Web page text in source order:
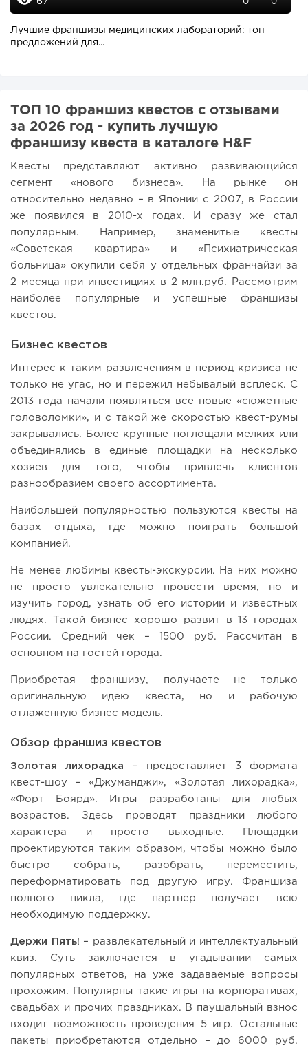
0 0
Лучшие франшизы медицинских лабораторий: топ
предложений для...
ТОП 10 франшиз квестов с отзывами
за 2026 год - купить лучшую
франшизу квеста в каталоге H&F
Квесты представляют активно развивающийся
сегмент «нового бизнеса». На рынке он
относительно недавно – в Японии с 2007, в России
же появился в 2010-х годах. И сразу же стал
популярным. Например, знаменитые квесты
«Советская квартира» и «Психиатрическая
больница» окупили себя у отдельных франчайзи за
2 месяца при инвестициях в 2 млн.руб. Рассмотрим
наиболее популярные и успешные франшизы
квестов.
Бизнес квестов
Интерес к таким развлечениям в период кризиса не
только не угас, но и пережил небывалый всплеск. С
2013 года начали появляться все новые «сюжетные
головоломки», и с такой же скоростью квест-румы
закрывались. Более крупные поглощали мелких или
объединялись в единые площадки на несколько
хозяев для того, чтобы привлечь клиентов
разнообразием своего ассортимента.
Наибольшей популярностью пользуются квесты на
базах отдыха, где можно поиграть большой
компанией.
Не менее любимы квесты-экскурсии. На них можно
не просто увлекательно провести время, но и
изучить город, узнать об его истории и известных
людях. Такой бизнес хорошо развит в 13 городах
России. Средний чек – 1500 руб. Рассчитан в
основном на гостей города.
Приобретая франшизу, получаете не только
оригинальную идею квеста, но и рабочую
отлаженную бизнес модель.
Обзор франшиз квестов
Золотая лихорадка – предоставляет 3 формата
квест-шоу – «Джуманджи», «Золотая лихорадка»,
«Форт Боярд». Игры разработаны для любых
возрастов. Здесь проводят праздники любого
характера и просто выходные. Площадки
проектируются таким образом, чтобы можно было
быстро собрать, разобрать, переместить,
переформатировать под другую игру. Франшиза
полного цикла, где партнер получает всю
необходимую поддержку.
Держи Пять! – развлекательный и интеллектуальный
квиз. Суть заключается в угадывании самых
популярных ответов, на уже задаваемые вопросы
прохожим. Популярны такие игры на корпоративах,
свадьбах и прочих праздниках. В паушальный взнос
входит возможность проведения 5 игр. Остальные
пакеты приобретаются отдельно – до 6000 руб.